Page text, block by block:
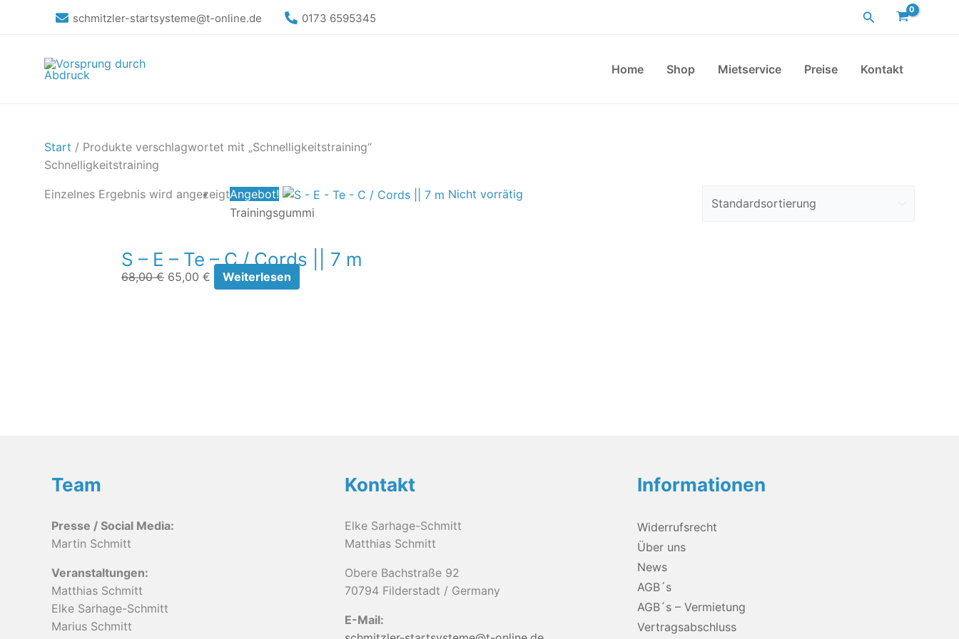
schmitzler-startsysteme@t-online.de 0173 6595345 Suchen
Home Shop Mietservice Preise Kontakt
Start / Produkte verschlagwortet mit „Schnelligkeitstraining“
Schnelligkeitstraining
Einzelnes Ergebnis wird angezeigtAngebot!
Nicht vorrätig
Trainingsgummi
S – E – Te – C / Cords || 7 m
68,00€
Ursprünglicher
65,00 €
Aktueller
Preis
Weiterlesen
Team
Presse / Social Media:
Martin Schmitt
Veranstaltungen:
Matthias Schmitt
Elke Sarhage-Schmitt
Marius Schmitt
Kontakt
Elke Sarhage-Schmitt
Matthias Schmitt
Obere Bachstraße 92
70794 Filderstadt / Germany
E-Mail:
Informationen
Widerrufsrecht
Über uns
News
AGB´s
AGB´s – Vermietung
Vertragsabschluss